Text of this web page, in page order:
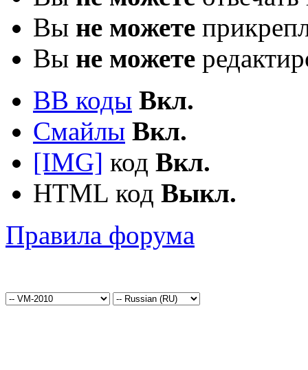
Вы не можете
Вы не можете
BB коды Вкл.
Смайлы Вкл.
[IMG] код Вкл.
HTML код Выкл.
Правила форума